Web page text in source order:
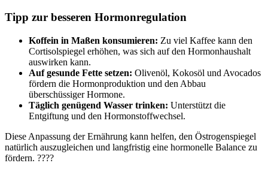
Tipp zur besseren Hormonregulation
Koffein in Maßen konsumieren: Zu viel Kaffee kann den
Cortisolspiegel erhöhen, was sich auf den Hormonhaushalt
auswirken kann.
Auf gesunde Fette setzen: Olivenöl, Kokosöl und Avocados
fördern die Hormonproduktion und den Abbau
überschüssiger Hormone.
Täglich genügend Wasser trinken: Unterstützt die
Entgiftung und den Hormonstoffwechsel.
Diese Anpassung der Ernährung kann helfen, den Östrogenspiegel
natürlich auszugleichen und langfristig eine hormonelle Balance zu
fördern. ????